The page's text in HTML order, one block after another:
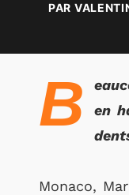
PAR
B
en
Monaco,